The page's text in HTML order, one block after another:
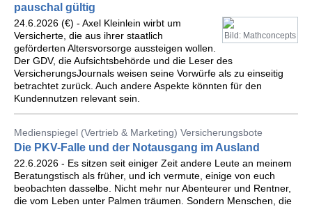
pauschal gültig
Bild: Mathconcepts
24.6.2026 (€) - Axel Kleinlein wirbt um
Versicherte, die aus ihrer staatlich
geförderten Altersvorsorge aussteigen wollen.
Der GDV, die Aufsichtsbehörde und die Leser des
VersicherungsJournals weisen seine Vorwürfe als zu einseitig
betrachtet zurück. Auch andere Aspekte könnten für den
Kundennutzen relevant sein.
Medienspiegel (Vertrieb & Marketing) Versicherungsbote
Die PKV-Falle und der Notausgang im Ausland
22.6.2026 - Es sitzen seit einiger Zeit andere Leute an meinem
Beratungstisch als früher, und ich vermute, einige von euch
beobachten dasselbe. Nicht mehr nur Abenteurer und Rentner,
die vom Leben unter Palmen träumen. Sondern Menschen, die